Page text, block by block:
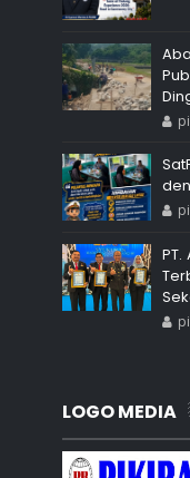
LOGO MEDIA